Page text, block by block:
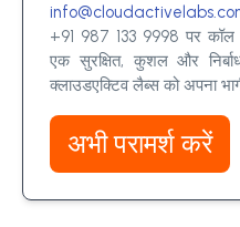
+91 987 133 9998 पर
एक सुरक्षित, कुशल और
क्लाउडएक्टिव लैब्स को अपना
अभी परामर्श करें